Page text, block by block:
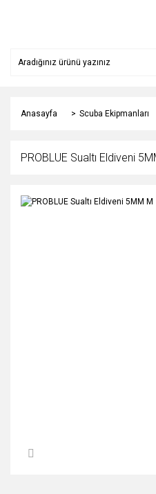
Anasayfa Scuba Ekipmanları
PROBLUE Sualtı Eldiveni